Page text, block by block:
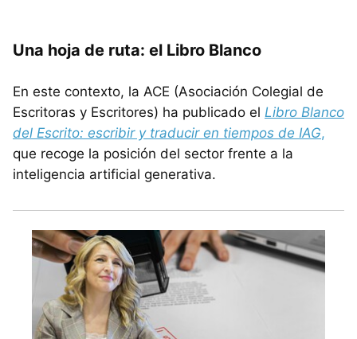
Una hoja de ruta: el Libro Blanco
En este contexto, la ACE (Asociación Colegial de
Escritoras y Escritores) ha publicado el Libro Blanco
del Escrito: escribir y traducir en tiempos de IAG,
que recoge la posición del sector frente a la
inteligencia artificial generativa.